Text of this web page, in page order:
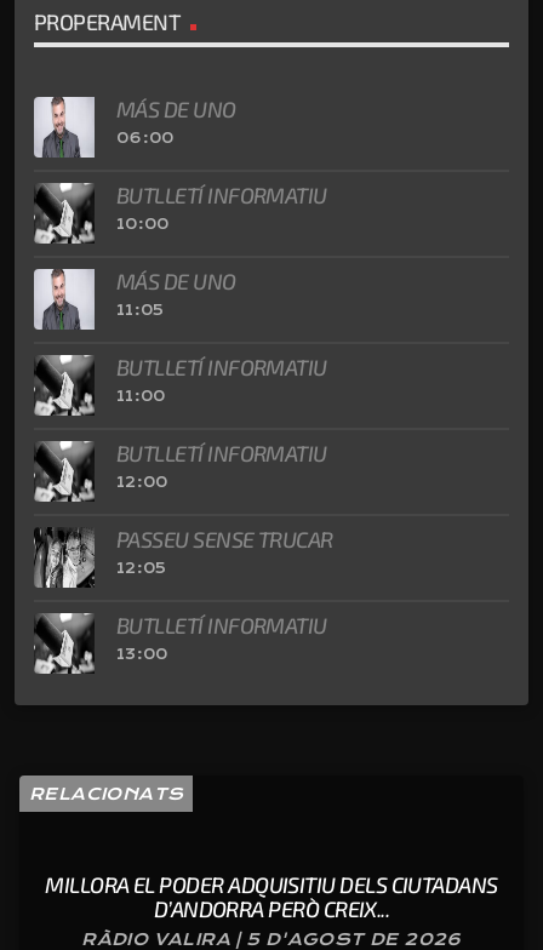
PROPERAMENT
MÁS DE UNO
06:00
BUTLLETÍ INFORMATIU
10:00
MÁS DE UNO
11:05
BUTLLETÍ INFORMATIU
11:00
BUTLLETÍ INFORMATIU
12:00
PASSEU SENSE TRUCAR
12:05
BUTLLETÍ INFORMATIU
13:00
RELACIONATS
MILLORA EL PODER ADQUISITIU DELS CIUTADANS
D’ANDORRA PERÒ CREIX...
RÀDIO VALIRA | 5 D'AGOST DE 2026